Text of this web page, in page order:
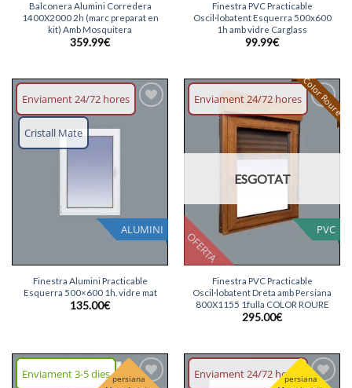
Balconera Alumini Corredera
1400X2000 2h (marc preparat en
kit) Amb Mosquitera
359.99€
Finestra PVC Practicable
Oscil·lobatent Esquerra 500x600
1h amb vidre Carglass
99.99€
Enviament 24/72 hores
ALUMINI
Cristall Mate
Afegeix
Finestra Alumini Practicable
Esquerra 500×600 1h. vidre mat
135.00€
OFERTA
Enviament 24/72 hores
PVC
Color Roure
Afegeix
ESGOTAT
Finestra PVC Practicable
Oscil·lobatent Dreta amb Persiana
800X1155 1fulla COLOR ROURE
295.00€
Enviament 3-5 dies persiana
Enviament 24/72 horespersiana